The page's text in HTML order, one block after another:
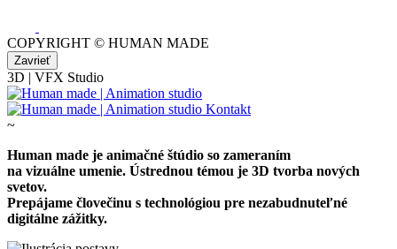
COPYRIGHT © HUMAN MADE
Zavrieť
3D | VFX Studio
Kontakt
~
Human made je animačné štúdio so zameraním
na vizuálne umenie. Ústrednou témou je 3D tvorba nových
svetov.
Prepájame človečinu s technológiou pre nezabudnuteľné
digitálne zážitky.